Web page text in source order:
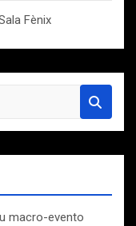
Fènix
macro-evento